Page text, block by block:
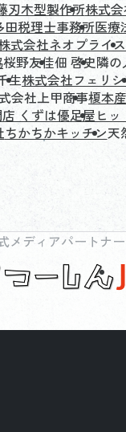
刃木型製作所株式
田税理士事務所医療
式会社ネオプライス
桜野友佳佃 啓史隣
生株式会社フェリ
会社上甲商事榎本
くずは優足屋ヒ
ちかちかキッチン天
メディアパートナー